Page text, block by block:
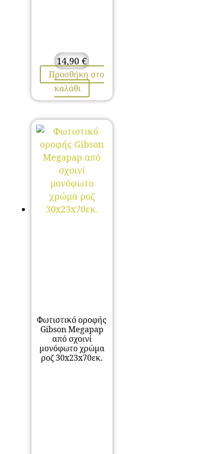
14,90€
Προσθήκη στο
καλάθι
Φωτιστικό οροφής
Gibson Megapap
από σχοινί
μονόφωτο χρώμα
ροζ 30x23x70εκ.